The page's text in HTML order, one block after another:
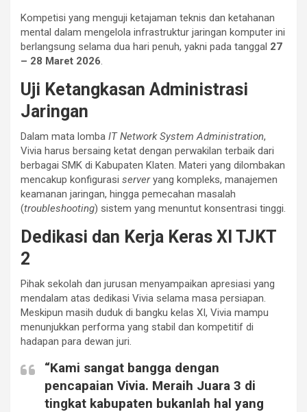
Kompetisi yang menguji ketajaman teknis dan ketahanan
mental dalam mengelola infrastruktur jaringan komputer ini
berlangsung selama dua hari penuh, yakni pada tanggal 27
– 28 Maret 2026.
Uji Ketangkasan Administrasi
Jaringan
Dalam mata lomba IT Network System Administration,
Vivia harus bersaing ketat dengan perwakilan terbaik dari
berbagai SMK di Kabupaten Klaten. Materi yang dilombakan
mencakup konfigurasi serveryang kompleks, manajemen
keamanan jaringan, hingga pemecahan masalah
(troubleshooting) sistem yang menuntut konsentrasi tinggi.
Dedikasi dan Kerja Keras XI TJKT
2
Pihak sekolah dan jurusan menyampaikan apresiasi yang
mendalam atas dedikasi Vivia selama masa persiapan.
Meskipun masih duduk di bangku kelas XI, Vivia mampu
menunjukkan performa yang stabil dan kompetitif di
hadapan para dewan juri.
“Kami sangat bangga dengan
pencapaian Vivia. Meraih Juara 3 di
tingkat kabupaten bukanlah hal yang